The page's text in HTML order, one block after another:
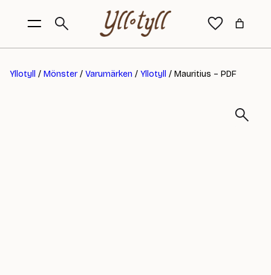
Yllotyll / Mönster/ Varumärken / Yllotyll / Mauritius – PDF